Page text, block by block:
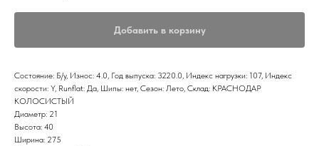
Добавить в корзину
Состояние: Б/у, Износ: 4.0, Год выпуска: 3220.0, Индекс нагрузки: 107, Индекс
скорости: Y, Runflat: Да, Шипы: нет, Сезон: Лето, Склад: КРАСНОДАР
КОЛОСИСТЫЙ
Диаметр: 21
Высота: 40
Ширина: 275